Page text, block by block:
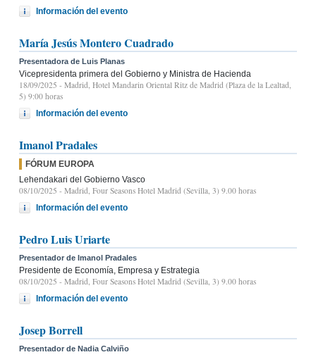
Información del evento
María Jesús Montero Cuadrado
Presentadora de Luis Planas
Vicepresidenta primera del Gobierno y Ministra de Hacienda
18/09/2025 - Madrid, Hotel Mandarin Oriental Ritz de Madrid (Plaza de la Lealtad,
5) 9:00 horas
Información del evento
Imanol Pradales
FÓRUM EUROPA
Lehendakari del Gobierno Vasco
08/10/2025 - Madrid, Four Seasons Hotel Madrid (Sevilla, 3) 9.00 horas
Información del evento
Pedro Luis Uriarte
Presentador de Imanol Pradales
Presidente de Economía, Empresa y Estrategia
08/10/2025 - Madrid, Four Seasons Hotel Madrid (Sevilla, 3) 9.00 horas
Información del evento
Josep Borrell
Presentador de Nadia Calviño